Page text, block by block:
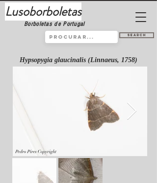
Lusoborboletas
Borboletas de Portugal
Search
Hypsopygia glaucinalis (Linnaeus, 1758)